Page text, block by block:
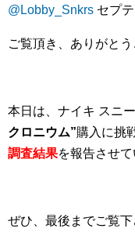
@Lobby_Snkrs セプ
ご覧頂き、ありがとう
本日は、ナイキ スニ
クロニウム”購入に挑
調査結果を報告させて
ぜひ、最後までご覧下